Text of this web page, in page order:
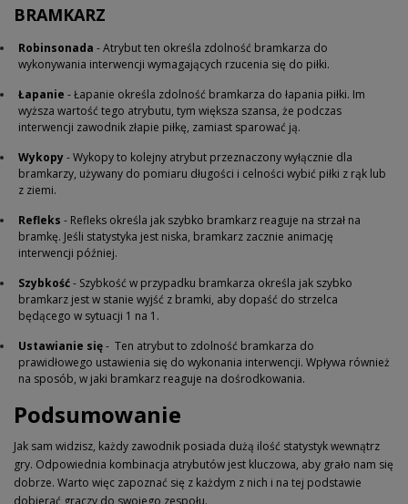
BRAMKARZ
Robinsonada - Atrybut ten określa zdolność bramkarza do
wykonywania interwencji wymagających rzucenia się do piłki.
Łapanie - Łapanie określa zdolność bramkarza do łapania piłki. Im
wyższa wartość tego atrybutu, tym większa szansa, że podczas
interwencji zawodnik złapie piłkę, zamiast sparować ją.
Wykopy- Wykopy to kolejny atrybut przeznaczony wyłącznie dla
bramkarzy, używany do pomiaru długości i celności wybić piłki z rąk lub
z ziemi.
Refleks - Refleks określa jak szybko bramkarz reaguje na strzał na
bramkę. Jeśli statystyka jest niska, bramkarz zacznie animację
interwencji później.
Szybkość- Szybkość w przypadku bramkarza określa jak szybko
bramkarz jest w stanie wyjść z bramki, aby dopaść do strzelca
będącego w sytuacji 1 na 1.
Ustawianie się- Ten atrybut to zdolność bramkarza do
prawidłowego ustawienia się do wykonania interwencji. Wpływa również
na sposób, w jaki bramkarz reaguje na dośrodkowania.
Podsumowanie
Jak sam widzisz, każdy zawodnik posiada dużą ilość statystyk wewnątrz
gry. Odpowiednia kombinacja atrybutów jest kluczowa, aby grało nam się
dobrze. Warto więc zapoznać się z każdym z nich i na tej podstawie